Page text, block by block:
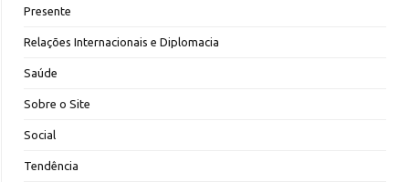
Presente
Relações Internacionais e Diplomacia
Saúde
Sobre o Site
Social
Tendência